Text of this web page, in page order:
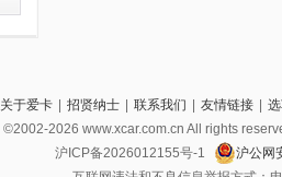
关于爱卡 招贤纳士 联系我们 友情链接
©2002-2026 www.xcar.com.cn All rights
沪ICP备2026012155号-1
沪公网